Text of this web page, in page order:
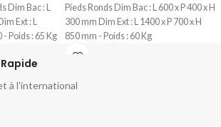
Dim Bac : L
Ext : L
- Poids : 65 Kg
Pieds Ronds Dim Bac : L 600 x P 400 x H
300 mm Dim Ext : L 1400 x P 700 x H
850 mm - Poids : 60 Kg
à l'international